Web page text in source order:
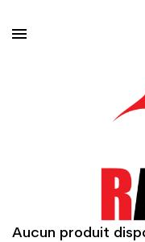
Aucun produit